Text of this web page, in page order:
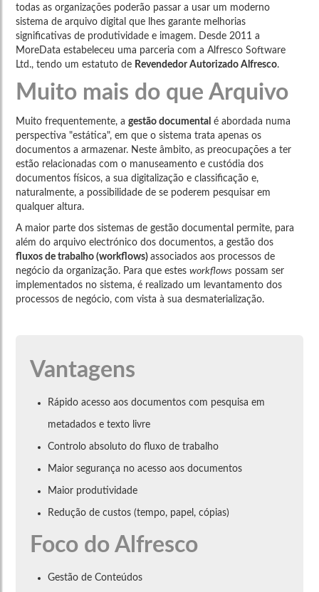
todas as organizações poderão passar a usar um moderno
sistema de arquivo digital que lhes garante melhorias
significativas de produtividade e imagem. Desde 2011 a
MoreData estabeleceu uma parceria com a Alfresco Software
Ltd., tendo um estatuto de Revendedor Autorizado Alfresco.
Muito mais do que Arquivo
Muito frequentemente, agestão documental é abordada numa
perspectiva "estática", em que o sistema trata apenas os
documentos a armazenar. Neste âmbito, as preocupações a ter
estão relacionadas com o manuseamento e custódia dos
documentos físicos, a sua digitalização e classificação e,
naturalmente, a possibilidade de se poderem pesquisar em
qualquer altura.
A maior parte dos sistemas de gestão documental permite, para
além do arquivo electrónico dos documentos, a gestão dos
fluxos de trabalho (workflows)associados aos processos de
negócio da organização. Para que estesworkflows possam ser
implementados no sistema, é realizado um levantamento dos
processos de negócio, com vista à sua desmaterialização.
Vantagens
Rápido acesso aos documentos com pesquisa em
metadados e texto livre
Controlo absoluto do fluxo de trabalho
Maior segurança no acesso aos documentos
Maior produtividade
Redução de custos (tempo, papel, cópias)
Foco do Alfresco
Gestão de Conteúdos